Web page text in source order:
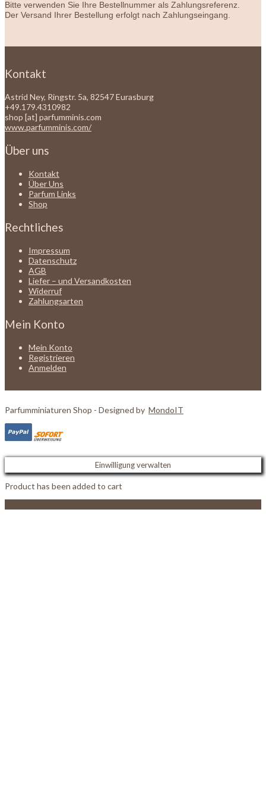
Bitte verwenden Sie Ihre Bestellnummer als Zahlungsreferenz.
Der Versand Ihrer Bestellung erfolgt nach Zahlungseingang.
Kontakt
Astrid Ney, Ringstr. 5a, 82547 Eurasburg
+49.179.4310982
shop [at] parfumminis.com
www.parfumminis.com/
Über uns
Kontakt
Über Uns
Parfum Links
Shop
Rechtliches
Impressum
Datenschutz
AGB
Liefer – und Versandkosten
Widerruf
Zahlungsarten
Mein Konto
Mein Konto
Registrieren
Anmelden
Parfumminiaturen Shop - Designed by MondoIT
Einwilligung verwalten
Product has been added to cart